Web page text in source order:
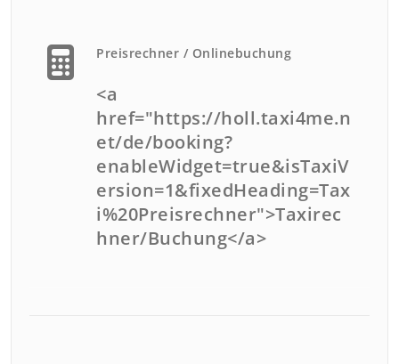
Preisrechner / Onlinebuchung
<a
href="https://holl.taxi4me.n
et/de/booking?
enableWidget=true&isTaxiV
ersion=1&fixedHeading=Tax
i%20Preisrechner">Taxirec
hner/Buchung</a>